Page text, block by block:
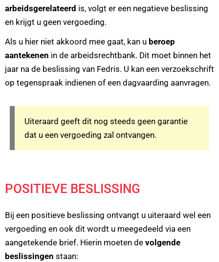
arbeidsgerelateerd is, volgt er een negatieve beslissing
en krijgt u geen vergoeding.
Als u hier niet akkoord mee gaat, kan u beroep
aantekenen in de arbeidsrechtbank. Dit moet binnen het
jaar na de beslissing van Fedris. U kan een verzoekschrift
op tegenspraak indienen of een dagvaarding aanvragen.
Uiteraard geeft dit nog steeds geen garantie
dat u een vergoeding zal ontvangen.
POSITIEVE BESLISSING
Bij een positieve beslissing ontvangt u uiteraard wel een
vergoeding en ook dit wordt u meegedeeld via een
aangetekende brief. Hierin moeten de volgende
beslissingen staan: